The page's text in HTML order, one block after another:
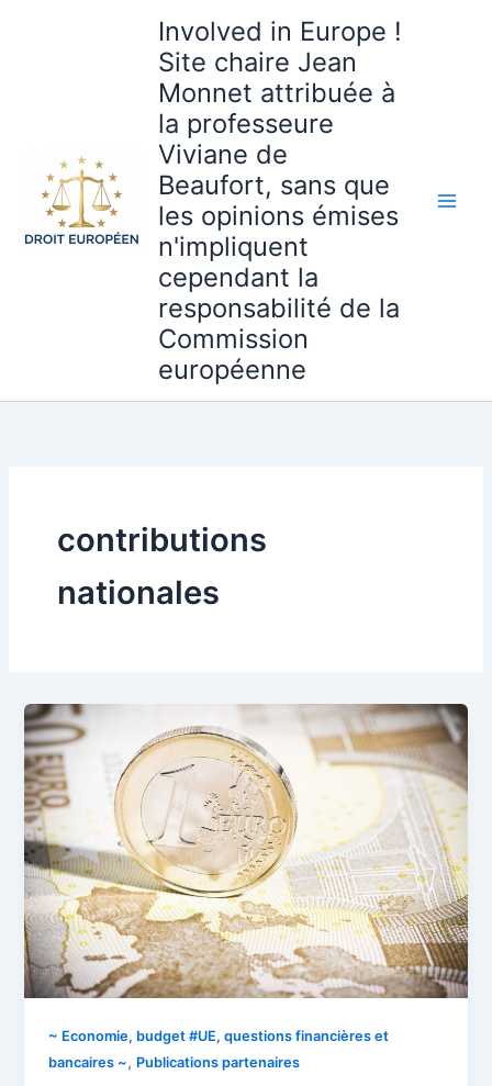
Involved in Europe !
Site chaire Jean
Monnet attribuée à
la professeure
Viviane de
Beaufort, sans que
les opinions émises
n'impliquent
cependant la
responsabilité de la
Commission
européenne
contributions
nationales
~ Economie, budget #UE, questions financières et
bancaires ~, Publications partenaires